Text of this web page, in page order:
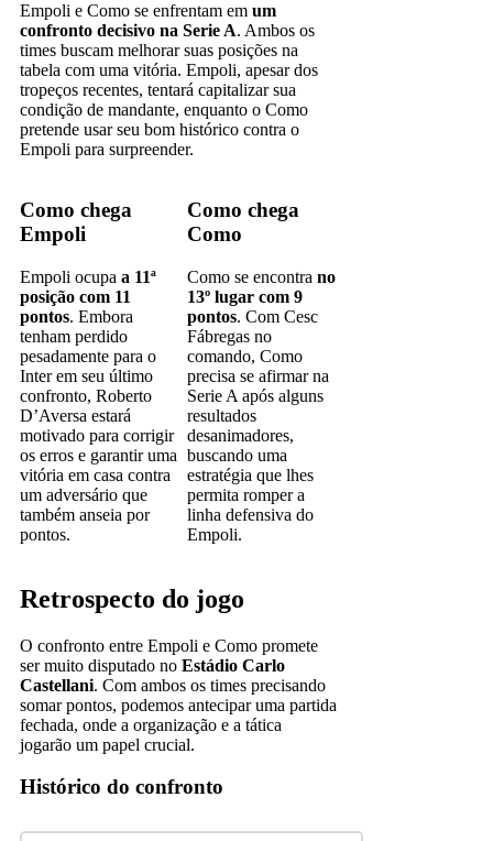
Empoli e Como se enfrentam em um
confronto decisivo na Serie A. Ambos os
times buscam melhorar suas posições na
tabela com uma vitória. Empoli, apesar dos
tropeços recentes, tentará capitalizar sua
condição de mandante, enquanto o Como
pretende usar seu bom histórico contra o
Empoli para surpreender.
Como chega
Empoli
Empoli ocupa a 11ª
posição com 11
pontos. Embora
tenham perdido
pesadamente para o
Inter em seu último
confronto, Roberto
D’Aversa estará
motivado para corrigir
os erros e garantir uma
vitória em casa contra
um adversário que
também anseia por
pontos.
Como chega
Como
Como se encontra no
13º lugar com 9
pontos. Com Cesc
Fábregas no
comando, Como
precisa se afirmar na
Serie A após alguns
resultados
desanimadores,
buscando uma
estratégia que lhes
permita romper a
linha defensiva do
Empoli.
Retrospecto do jogo
O confronto entre Empoli e Como promete
ser muito disputado no Estádio Carlo
Castellani. Com ambos os times precisando
somar pontos, podemos antecipar uma partida
fechada, onde a organização e a tática
jogarão um papel crucial.
Histórico do confronto